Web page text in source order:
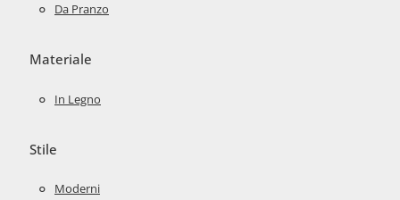
Da Pranzo
Materiale
In Legno
Stile
Moderni